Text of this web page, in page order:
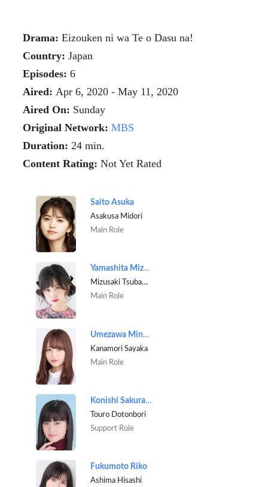
Drama: Eizouken ni wa Te o Dasu na!
Country: Japan
Episodes: 6
Aired: Apr 6, 2020 - May 11, 2020
Aired On: Sunday
Original Network: MBS
Duration: 24 min.
Content Rating: Not Yet Rated
Saito Asuka
Asakusa Midori
Main Role
Yamashita Mizuki
Mizusaki Tsubame
Main Role
Umezawa Minami
Kanamori Sayaka
Main Role
Konishi Sakurako
Touro Dotonbori
Support Role
Fukumoto Riko
Ashima Hisashi